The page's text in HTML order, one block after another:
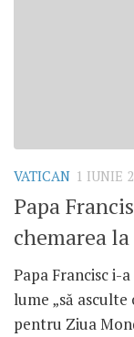
VATICAN 1 IUNIE
Papa
chemarea
Papa Francisc i-
lume „să asculte
pentru Ziua